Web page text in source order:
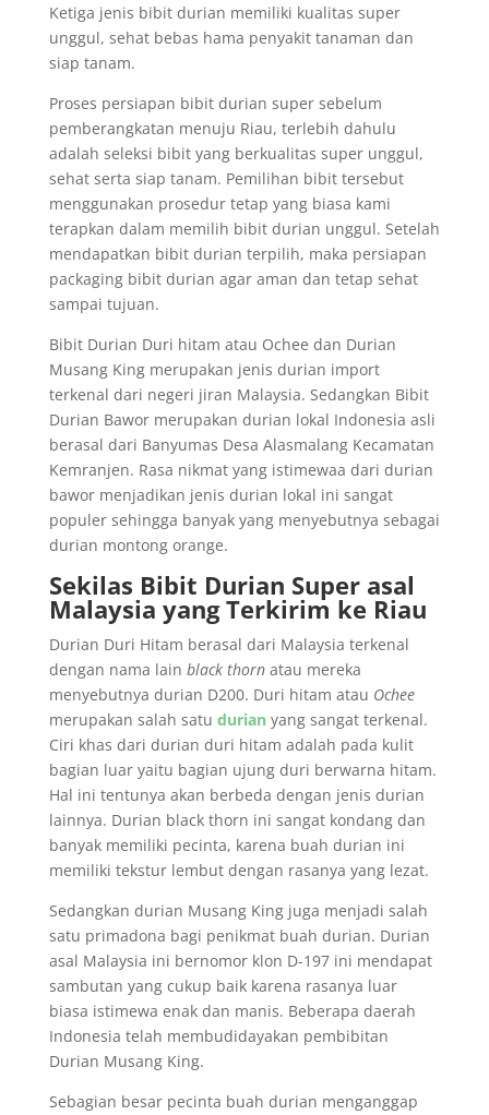
Ketiga jenis bibit durian memiliki kualitas super
unggul, sehat bebas hama penyakit tanaman dan
siap tanam.
Proses persiapan bibit durian super sebelum
pemberangkatan menuju Riau, terlebih dahulu
adalah seleksi bibit yang berkualitas super unggul,
sehat serta siap tanam. Pemilihan bibit tersebut
menggunakan prosedur tetap yang biasa kami
terapkan dalam memilih bibit durian unggul. Setelah
mendapatkan bibit durian terpilih, maka persiapan
packaging bibit durian agar aman dan tetap sehat
sampai tujuan.
Bibit Durian Duri hitam atau Ochee dan Durian
Musang King merupakan jenis durian import
terkenal dari negeri jiran Malaysia. Sedangkan Bibit
Durian Bawor merupakan durian lokal Indonesia asli
berasal dari Banyumas Desa Alasmalang Kecamatan
Kemranjen. Rasa nikmat yang istimewaa dari durian
bawor menjadikan jenis durian lokal ini sangat
populer sehingga banyak yang menyebutnya sebagai
durian montong orange.
Sekilas Bibit Durian Super asal
Malaysia yang Terkirim ke Riau
Durian Duri Hitam berasal dari Malaysia terkenal
dengan nama lain black thornatau mereka
menyebutnya durian D200. Duri hitam atau Ochee
merupakan salah satu durian yang sangat terkenal.
Ciri khas dari durian duri hitam adalah pada kulit
bagian luar yaitu bagian ujung duri berwarna hitam.
Hal ini tentunya akan berbeda dengan jenis durian
lainnya. Durian black thorn ini sangat kondang dan
banyak memiliki pecinta, karena buah durian ini
memiliki tekstur lembut dengan rasanya yang lezat.
Sedangkan durian Musang King juga menjadi salah
satu primadona bagi penikmat buah durian. Durian
asal Malaysia ini bernomor klon D-197 ini mendapat
sambutan yang cukup baik karena rasanya luar
biasa istimewa enak dan manis. Beberapa daerah
Indonesia telah membudidayakan pembibitan
Durian Musang King.
Sebagian besar pecinta buah durian menganggap